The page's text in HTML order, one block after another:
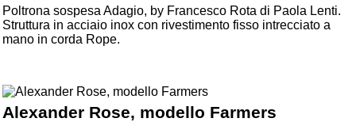
Poltrona sospesa Adagio, by Francesco Rota di Paola Lenti.
Struttura in acciaio inox con rivestimento fisso intrecciato a
mano in corda Rope.
Alexander Rose, modello Farmers